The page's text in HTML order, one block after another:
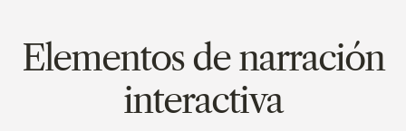
Elementos de narración
interactiva